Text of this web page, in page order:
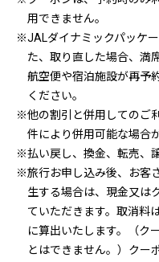
用できません。
※JALダイナミックパッケ
た、取り直した場合、満
航空便や宿泊施設が再予
ください。
※他の割引と併用してのご
件により併用可能な場合
※払い戻し、換金、転売、
※旅行お申し込み後、お客
生する場合は、現金又は
ていただきます。取消料
に算出いたします。（ク
とはできません。）クー